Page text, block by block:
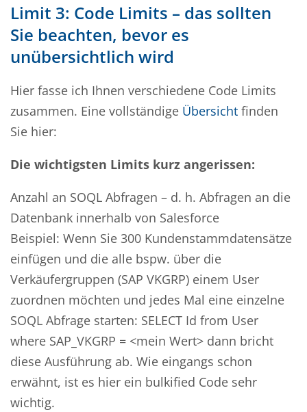
Limit 3: Code Limits – das sollten
Sie beachten, bevor es
unübersichtlich wird
Hier fasse ich Ihnen verschiedene Code Limits
zusammen. Eine vollständige Übersicht finden
Sie hier:
Die wichtigsten Limits kurz angerissen:
Anzahl an SOQL Abfragen – d. h. Abfragen an die
Datenbank innerhalb von Salesforce
Beispiel: Wenn Sie 300 Kundenstammdatensätze
einfügen und die alle bspw. über die
Verkäufergruppen (SAP VKGRP) einem User
zuordnen möchten und jedes Mal eine einzelne
SOQL Abfrage starten: SELECT Id from User
where SAP_VKGRP = <mein Wert> dann bricht
diese Ausführung ab. Wie eingangs schon
erwähnt, ist es hier ein bulkified Code sehr
wichtig.